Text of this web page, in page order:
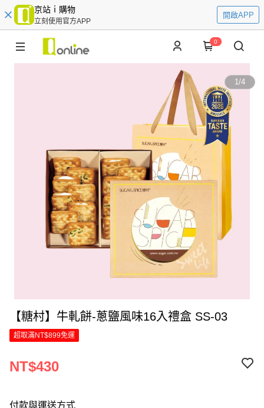
京站ｉ購物
立刻使用官方APP
開啟APP
0
1/4
【糖村】牛軋餅-蔥鹽風味16入禮盒 SS-03
超取滿NT$899免運
NT$430
付款與運送方式